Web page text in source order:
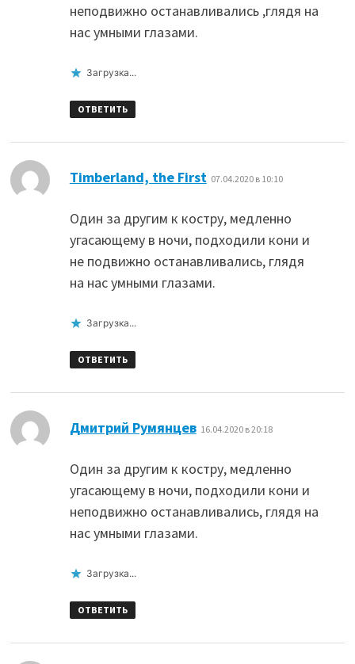
неподвижно останавливались ,глядя на
нас умными глазами.
Загрузка...
ОТВЕТИТЬ
Timberland, the First 07.04.2020 в 10:10
Один за другим к костру, медленно
угасающему в ночи, подходили кони и
не подвижно останавливались, глядя
на нас умными глазами.
Загрузка...
ОТВЕТИТЬ
Дмитрий Румянцев: 16.04.2020 в 20:18
Один за другим к костру, медленно
угасающему в ночи, подходили кони и
неподвижно останавливались, глядя на
нас умными глазами.
Загрузка...
ОТВЕТИТЬ